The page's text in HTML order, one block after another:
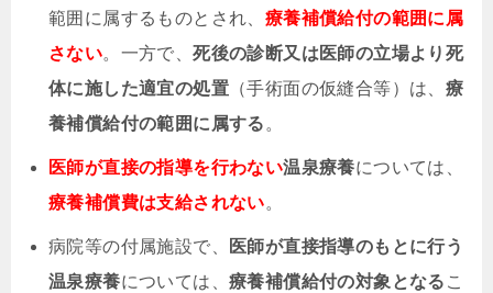
範囲 に属するものとされ、 療養補償給付の範囲に属
さない。 一方で、死後の診断又は医師の立場より死
体に施した適宜の処置 （手術面の仮縫合等）は、 療
養補償給付の範囲に属する。
医師が直接の指導を行わない温泉療養については、
療養補償費は支給されない。
病院等の付属施設で、
医師が直接指導のもとに行う
温泉療養については、療養補償給付の対象となる こ